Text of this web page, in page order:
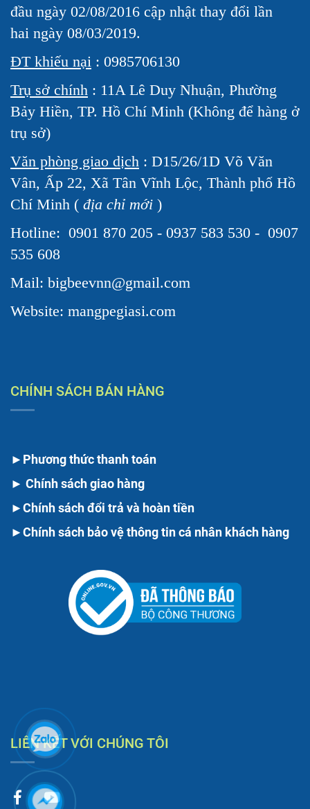
đầu ngày 02/08/2016 cập nhật thay đổi lần
hai ngày 08/03/2019.
ĐT khiếu nại : 0985706130
Trụ sở chính : 11A Lê Duy Nhuận, Phường
Bảy Hiền, TP. Hồ Chí Minh (Không để hàng ở
trụ sở)
Văn phòng giao dịch : D15/26/1D Võ Văn
Vân, Ấp 22, Xã Tân Vĩnh Lộc, Thành phố Hồ
Chí Minh ( địa chỉ mới )
Hotline: 0901 870 205 - 0937 583 530 - 0907
535 608
Mail: bigbeevnn@gmail.com
Website: mangpegiasi.com
CHÍNH SÁCH BÁN HÀNG
► Phương thức thanh toán
► Chính sách giao hàng
►Chính sách đổi trả và hoàn tiền
►Chính sách bảo vệ thông tin cá nhân khách hàng
LIÊN KẾT VỚI CHÚNG TÔI